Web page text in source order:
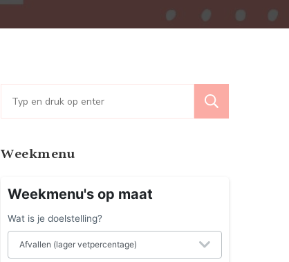
Zoeken
naar:
Weekmenu
Weekmenu's op maat
Wat is je doelstelling?